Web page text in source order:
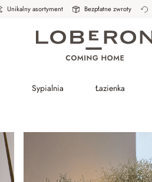
Unikalny asortyment Bezpłatne zwroty
Sypialnia Łazienka